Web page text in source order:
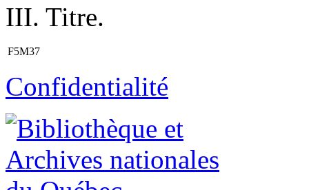
III. Titre.
F5M37
Confidentialité